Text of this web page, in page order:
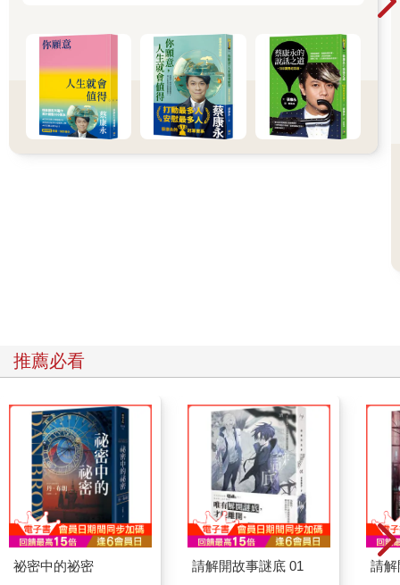
我們公司的關鍵資訊保密，而不會為了獲取一個⼯作機會就選擇
和盤托出。
真誠，作為一種態度，會給我們的表達設定清晰的邊界。正是因
為真誠，我們才能在保留不說的權利時更有底氣。
⼆、真誠沒好處，還要真誠嗎？
段，但我們不能把它作為一種溝通的常態。
有效的溝通，通常要求的是穩定的溝通雙方，而大買賣都是源於
⼩聰明耍多了，給人留下的是滑頭的印象，失去的是對整個人的
信任感，在關鍵決策的時候，這種給人的印象分數是很重要的。
你會把生意交給一個你並不信任的人嗎？耍滑頭的方式或許可以
一時達成目的，但這樣的人永遠不會被放到一個平等合作對象的
位置。不真誠的次數多了，我們丟失的是更大的目標和成績。這
樣算算，哪個划得來？
三、你要我們真誠，那你覺得現今的大環境夠真誠嗎？
⾮常抱歉地告訴你，我認為現今的整體溝通環境不夠真誠。
推薦必看
祕密中的祕密 請解開故事謎底 01 請解